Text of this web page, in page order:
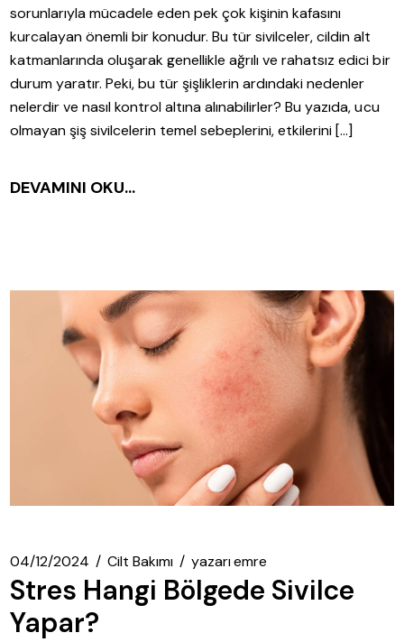
sorunlarıyla mücadele eden pek çok kişinin kafasını
kurcalayan önemli bir konudur. Bu tür sivilceler, cildin alt
katmanlarında oluşarak genellikle ağrılı ve rahatsız edici bir
durum yaratır. Peki, bu tür şişliklerin ardındaki nedenler
nelerdir ve nasıl kontrol altına alınabilirler? Bu yazıda, ucu
olmayan şiş sivilcelerin temel sebeplerini, etkilerini […]
DEVAMINI OKU...
04/12/2024 Cilt Bakımı yazarıemre
Stres Hangi Bölgede Sivilce
Yapar?